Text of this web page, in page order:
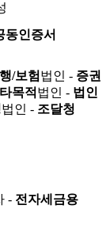
동인증서
/보험 법인 - 증권
목적 법인 - 법인
법인 - 조달청
- 전자세금용